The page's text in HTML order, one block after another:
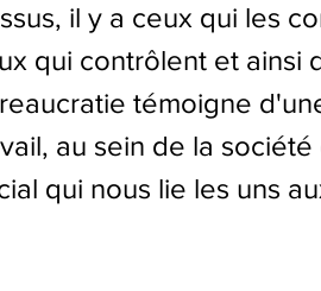
il y a ceux qui les
qui contrôlent et ainsi
témoigne
au sein de la
qui nous lie les uns